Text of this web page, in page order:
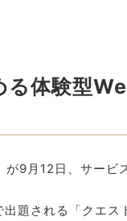
体験型
9月12日、サービ
題される「クエ